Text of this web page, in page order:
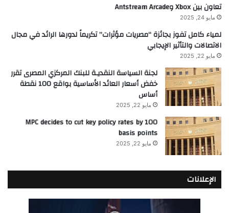
تعاون بين Xbox وAntstream Arcade
مايو 24, 2025
لمياء كامل تفوز بجائزة “مصريات مؤثرات” تكريماً لدورها الرائد في مجال
الاتصالات والتأثير الإيجابي
مايو 22, 2025
لجنة السياسة النقديـة للبنك المركزي المصرى تقرر
خفض أسعار العائد الأساسية بواقع 100 نقطة
أساس
مايو 22, 2025
MPC decides to cut key policy rates by 100
basis points
مايو 22, 2025
الإعلانات